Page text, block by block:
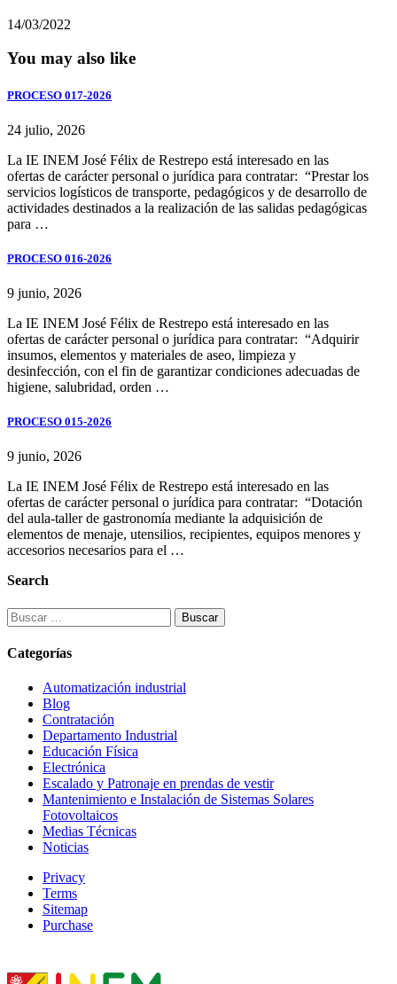
14/03/2022
You may also like
PROCESO 017-2026
24 julio, 2026
La IE INEM José Félix de Restrepo está interesado en las
ofertas de carácter personal o jurídica para contratar: “Prestar los
servicios logísticos de transporte, pedagógicos y de desarrollo de
actividades destinados a la realización de las salidas pedagógicas
para …
PROCESO 016-2026
9 junio, 2026
La IE INEM José Félix de Restrepo está interesado en las
ofertas de carácter personal o jurídica para contratar: “Adquirir
insumos, elementos y materiales de aseo, limpieza y
desinfección, con el fin de garantizar condiciones adecuadas de
higiene, salubridad, orden …
PROCESO 015-2026
9 junio, 2026
La IE INEM José Félix de Restrepo está interesado en las
ofertas de carácter personal o jurídica para contratar: “Dotación
del aula-taller de gastronomía mediante la adquisición de
elementos de menaje, utensilios, recipientes, equipos menores y
accesorios necesarios para el …
Search
Buscar:
Categorías
Automatización industrial
Blog
Contratación
Departamento Industrial
Educación Física
Electrónica
Escalado y Patronaje en prendas de vestir
Mantenimiento e Instalación de Sistemas Solares
Fotovoltaicos
Medias Técnicas
Noticias
Privacy
Terms
Sitemap
Purchase